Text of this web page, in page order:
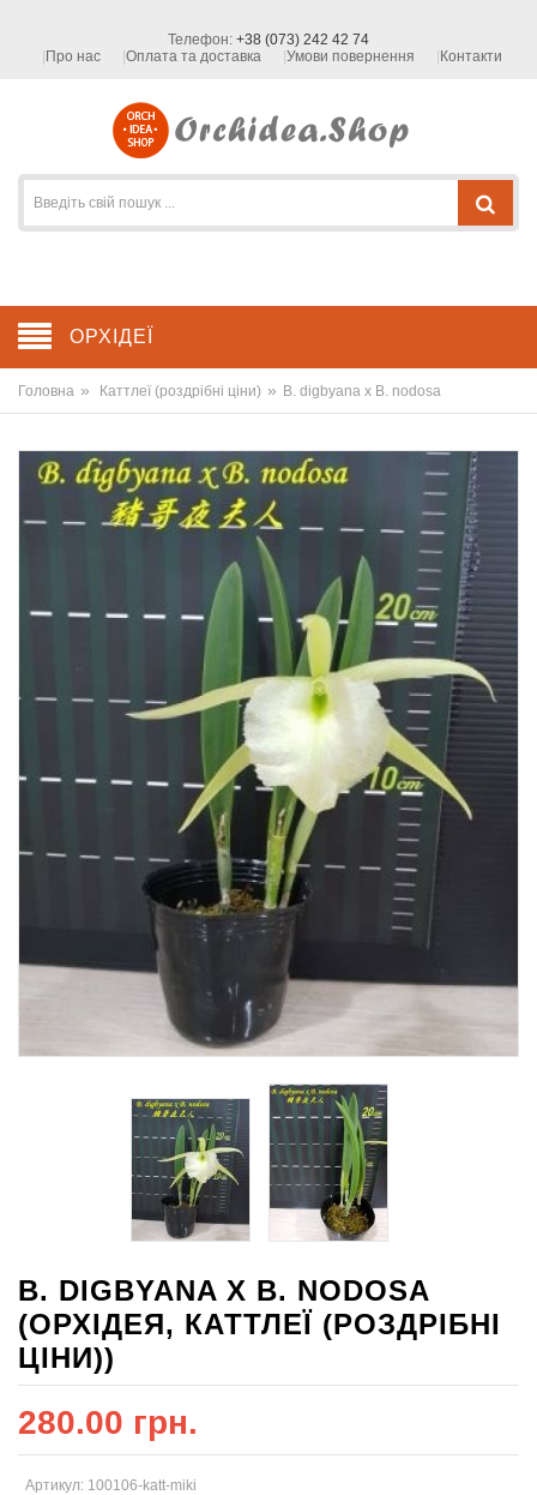
Телефон: +38 (073) 242 42 74
Про нас
Оплата та доставка Умови повернення Контакти
ОРХІДЕЇ
Головна » Каттлеї (роздрібні ціни) » B. digbyana x B. nodosa
B. DIGBYANA X B. NODOSA
(ОРХІДЕЯ, КАТТЛЕЇ (РОЗДРІБНІ
ЦІНИ))
280.00 грн.
Артикул: 100106-katt-miki